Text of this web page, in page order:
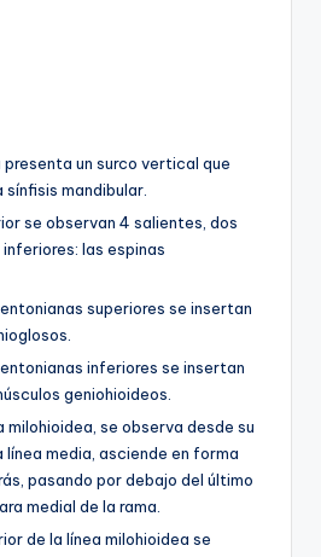
presenta un surco vertical que
mandibular.
se observan 4 salientes, dos
las espinas
superiores se insertan
inferiores se insertan
geniohioideos.
milohioidea, se observa desde su
línea media, asciende en forma
pasando por debajo del último
medial de la rama.
de la línea milohioidea se